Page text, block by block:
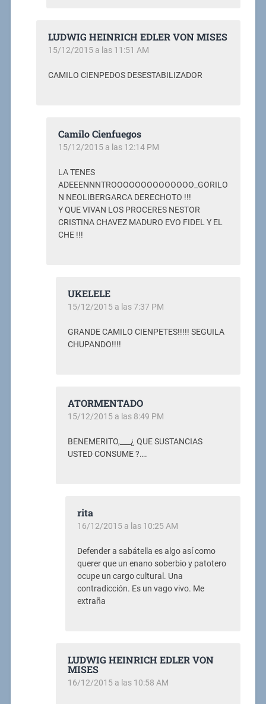
LUDWIG HEINRICH EDLER VON MISES
15/12/2015 a las 11:51 AM
CAMILO CIENPEDOS DESESTABILIZADOR
Camilo Cienfuegos
15/12/2015 a las 12:14 PM
LA TENES
ADEEENNNTROOOOOOOOOOOOOO_GORILO
N NEOLIBERGARCA DERECHOTO !!!
Y QUE VIVAN LOS PROCERES NESTOR
CRISTINA CHAVEZ MADURO EVO FIDEL Y EL
CHE !!!
UKELELE
15/12/2015 a las 7:37 PM
GRANDE CAMILO CIENPETES!!!!! SEGUILA
CHUPANDO!!!!
ATORMENTADO
15/12/2015 a las 8:49 PM
BENEMERITO,___¿ QUE SUSTANCIAS
USTED CONSUME ?….
rita
16/12/2015 a las 10:25 AM
Defender a sabátella es algo así como
querer que un enano soberbio y patotero
ocupe un cargo cultural. Una
contradicción. Es un vago vivo. Me
extraña
LUDWIG HEINRICH EDLER VON
MISES
16/12/2015 a las 10:58 AM